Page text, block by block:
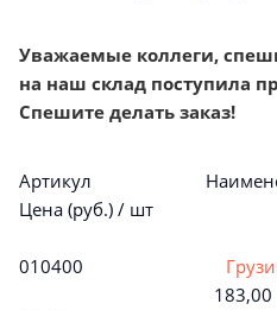
Уважаемые коллеги,
на наш склад поступила
Спешите делать заказ!
Артикул
Цена (руб.) / шт
010400
183,00